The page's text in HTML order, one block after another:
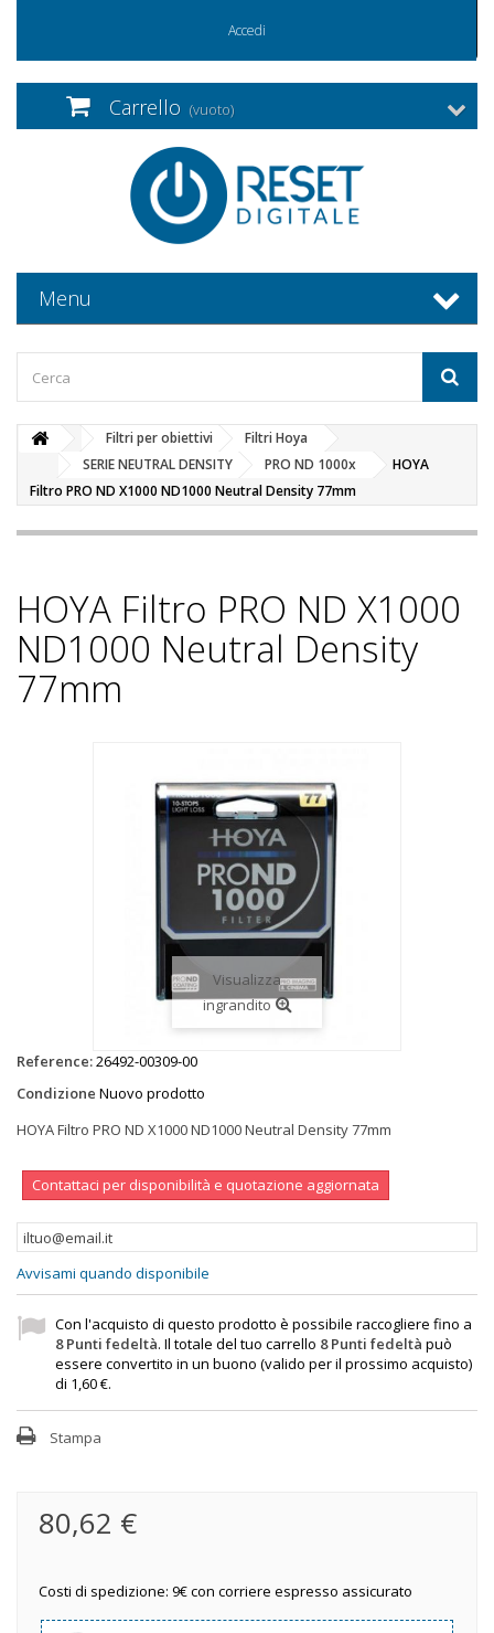
Accedi
Carrello (vuoto)
Menu
Filtri per obiettivi
Filtri Hoya
SERIE NEUTRAL DENSITY
PRO ND 1000x
HOYA
Filtro PRO ND X1000 ND1000 Neutral Density 77mm
HOYA Filtro PRO ND X1000
ND1000 Neutral Density
77mm
Visualizza
ingrandito
Reference:26492-00309-00
Condizione Nuovo prodotto
HOYA Filtro PRO ND X1000 ND1000 Neutral Density 77mm
Contattaci per disponibilità e quotazione aggiornata
Avvisami quando disponibile
Con l'acquisto di questo prodotto è possibile raccogliere fino a
8Punti fedeltà. Il totale del tuo carrello 8Punti fedeltà può
essere convertito in un buono (valido per il prossimo acquisto)
di 1,60 €.
Stampa
80,62 €
Costi di spedizione: 9€ con corriere espresso assicurato